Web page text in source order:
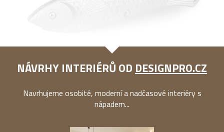
NÁVRHY INTERIÉRŮ OD DESIGNPRO.CZ
Navrhujeme osobité, moderní a nadčasové interiéry s
nápadem...